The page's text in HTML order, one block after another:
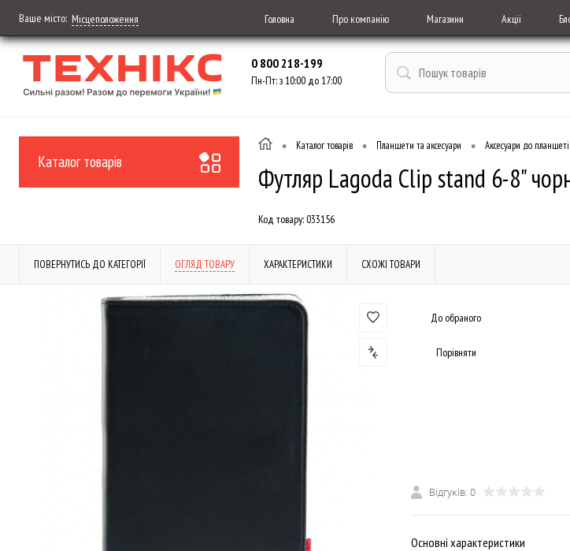
Ваше місто: Місцеположення Головна Про компанію Магазини Акціі
0 800 218-199
Пн-Пт: з 10:00 до 17:00
Каталог товарів
• Каталог товарів • Планшети та аксесуари • Аксесуари до
Футляр Lagoda Clip stand 6-8"
Код товару:033156
ПОВЕРНУТИСЬ ДО КАТЕГОРІЇ ОГЛЯД ТОВАРУ ХАРАКТЕРИСТИКИ СХОЖІ ТОВАРИ
До обраного
Порівняти
Відгуків: 0
Основні характеристики